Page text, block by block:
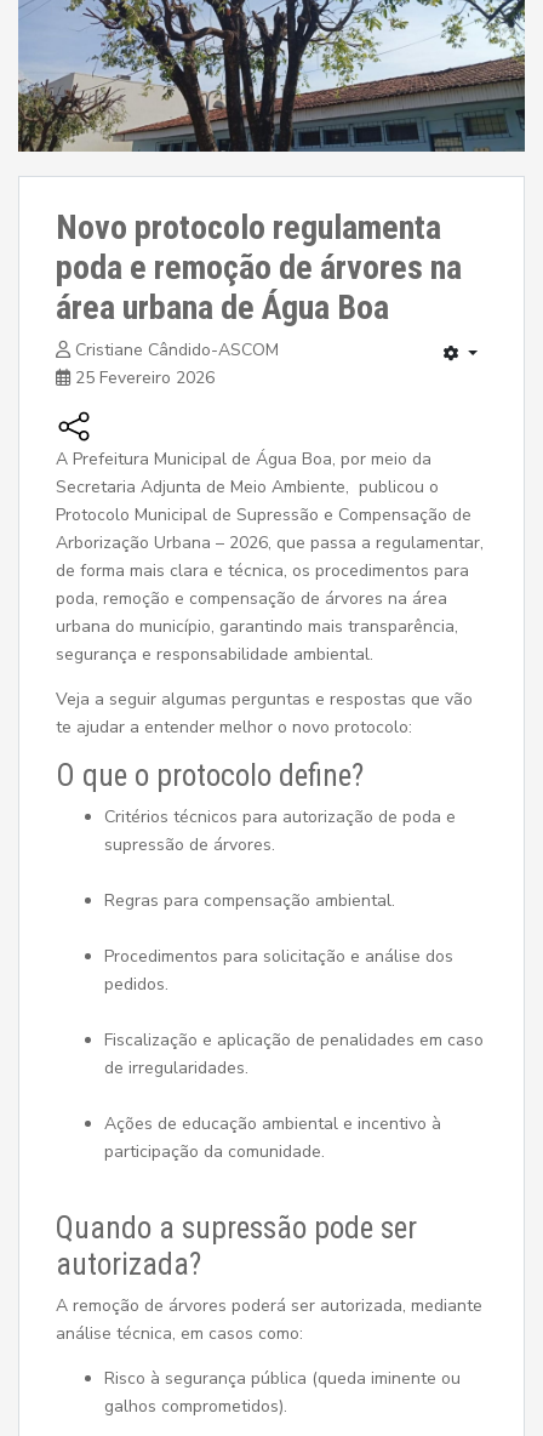
Novo protocolo regulamenta
poda e remoção de árvores na
área urbana de Água Boa
Cristiane Cândido-ASCOM
25 Fevereiro 2026
A Prefeitura Municipal de Água Boa, por meio da
Secretaria Adjunta de Meio Ambiente, publicou o
Protocolo Municipal de Supressão e Compensação de
Arborização Urbana – 2026, que passa a regulamentar,
de forma mais clara e técnica, os procedimentos para
poda, remoção e compensação de árvores na área
urbana do município, garantindo mais transparência,
segurança e responsabilidade ambiental.
Veja a seguir algumas perguntas e respostas que vão
te ajudar a entender melhor o novo protocolo:
O que o protocolo define?
Critérios técnicos para autorização de poda e
supressão de árvores.
Regras para compensação ambiental.
Procedimentos para solicitação e análise dos
pedidos.
Fiscalização e aplicação de penalidades em caso
de irregularidades.
Ações de educação ambiental e incentivo à
participação da comunidade.
Quando a supressão pode ser
autorizada?
A remoção de árvores poderá ser autorizada, mediante
análise técnica, em casos como:
Risco à segurança pública (queda iminente ou
galhos comprometidos).